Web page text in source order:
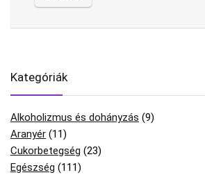
Kategóriák
Alkoholizmus és dohányzás (9)
Aranyér (11)
Cukorbetegség (23)
Egészség (111)